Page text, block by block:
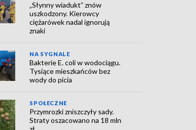
„Słynny wiadukt” znów
uszkodzony. Kierowcy
ciężarówek nadal ignorują
znaki
NA SYGNALE
Bakterie E. coli w wodociągu.
Tysiące mieszkańców bez
wody do picia
SPOŁECZNE
Przymrozki zniszczyły sady.
Straty oszacowano na 18 mln